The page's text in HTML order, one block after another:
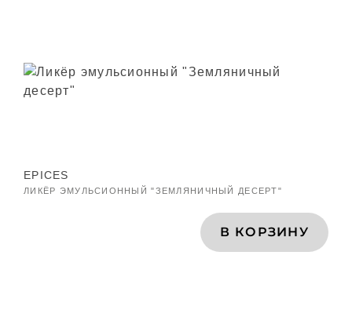
EPICES
ЛИКЁР ЭМУЛЬСИОННЫЙ "ЗЕМЛЯНИЧНЫЙ ДЕСЕРТ"
В КОРЗИНУ